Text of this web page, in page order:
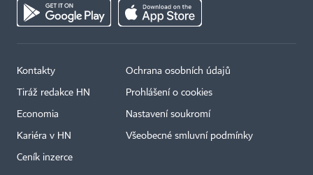
Kontakty
Tiráž redakce HN
Economia
Kariéra v HN
Ceník inzerce
Ochrana osobních údajů
Prohlášení o cookies
Nastavení soukromí
Všeobecné smluvní podmínky